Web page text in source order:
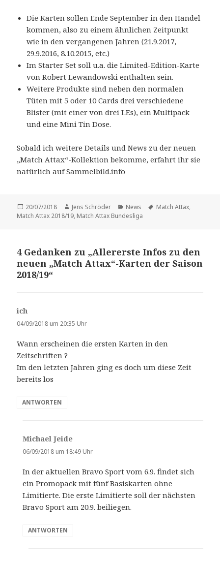
Die Karten sollen Ende September in den Handel
kommen, also zu einem ähnlichen Zeitpunkt
wie in den vergangenen Jahren (21.9.2017,
29.9.2016, 8.10.2015, etc.)
Im Starter Set soll u.a. die Limited-Edition-Karte
von Robert Lewandowski enthalten sein.
Weitere Produkte sind neben den normalen
Tüten mit 5 oder 10 Cards drei verschiedene
Blister (mit einer von drei LEs), ein Multipack
und eine Mini Tin Dose.
Sobald ich weitere Details und News zu der neuen
„Match Attax“-Kollektion bekomme, erfahrt ihr sie
natürlich auf Sammelbild.info
Veröffentlicht
am
20/07/2018 Autor
Jens Schröder Kategorien
News Schlagwörter
Match Attax,
Match Attax 2018/19, Match Attax Bundesliga
4 Gedanken zu „Allererste Infos zu den
neuen „Match Attax“-Karten der Saison
2018/19“
ich
a
t
:
04/09/2018 um 20:35 Uhr
Wann erscheinen die ersten Karten in den
Zeitschriften ?
Im den letzten Jahren ging es doch um diese Zeit
bereits los
ANTWORTEN
Michael Jeide
a
t
:
06/09/2018 um 18:49 Uhr
In der aktuellen Bravo Sport vom 6.9. findet sich
ein Promopack mit fünf Basiskarten ohne
Limitierte. Die erste Limitierte soll der nächsten
Bravo Sport am 20.9. beiliegen.
ANTWORTEN